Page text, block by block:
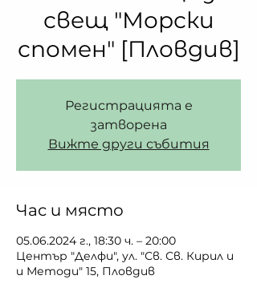
свещ "Морски
спомен" [Пловдив]
Регистрацията е
затворена
Вижте други събития
Час и място
05.06.2024 г., 18:30 ч. – 20:00
Център "Делфи", ул. "Св. Св. Кирил и
и Методи" 15, Пловдив